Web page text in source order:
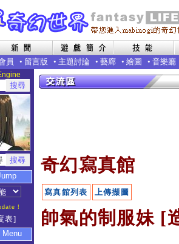
員 • 留言版 • 主題討論 • 藝廊 • 繪圖 • 音樂廳
!
表]
Menu
奇幻寫真館
寫真館列表 上傳擷圖
帥氣的制服妹 [